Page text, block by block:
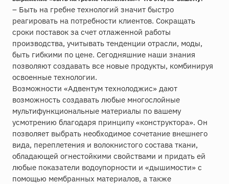
– Быть на гребне технологий значит быстро
реагировать на потребности клиентов. Сокращать
сроки поставок за счет отлаженной работы
производства, учитывать тенденции отрасли, моды,
быть гибкими по цене. Сегодняшние наши знания
позволяют создавать все новые продукты, комбинируя
освоенные технологии.
Возможности «Адвентум технолоджис» дают
возможность создавать любые многослойные
мультифункциональные материалы по вашему
усмотрению благодаря принципу «конструктора». Он
позволяет выбрать необходимое сочетание внешнего
вида, переплетения и волокнистого состава ткани,
обладающей огнестойкими свойствами и придать ей
любые показатели водоупорности и «дышимости» с
помощью мембранных материалов, а также